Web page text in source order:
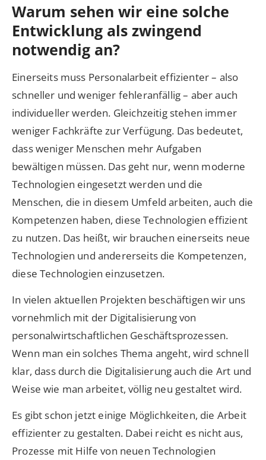
Warum sehen wir eine solche
Entwicklung als zwingend
notwendig an?
Einerseits muss Personalarbeit effizienter – also
schneller und weniger fehleranfällig – aber auch
individueller werden. Gleichzeitig stehen immer
weniger Fachkräfte zur Verfügung. Das bedeutet,
dass weniger Menschen mehr Aufgaben
bewältigen müssen. Das geht nur, wenn moderne
Technologien eingesetzt werden und die
Menschen, die in diesem Umfeld arbeiten, auch die
Kompetenzen haben, diese Technologien effizient
zu nutzen. Das heißt, wir brauchen einerseits neue
Technologien und andererseits die Kompetenzen,
diese Technologien einzusetzen.
In vielen aktuellen Projekten beschäftigen wir uns
vornehmlich mit der Digitalisierung von
personalwirtschaftlichen Geschäftsprozessen.
Wenn man ein solches Thema angeht, wird schnell
klar, dass durch die Digitalisierung auch die Art und
Weise wie man arbeitet, völlig neu gestaltet wird.
Es gibt schon jetzt einige Möglichkeiten, die Arbeit
effizienter zu gestalten. Dabei reicht es nicht aus,
Prozesse mit Hilfe von neuen Technologien